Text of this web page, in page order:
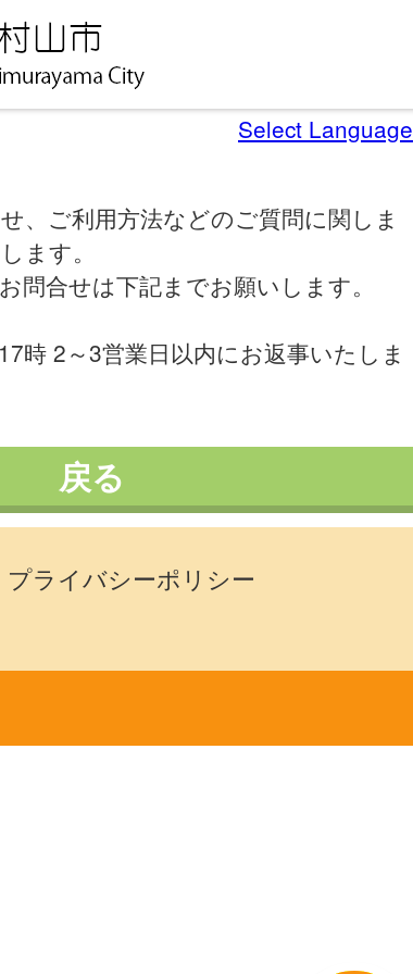
Select Language
、ご利用方法などのご質問に関しま
ます。
問合せは下記までお願いします。
時 2～3営業日以内にお返事いたしま
戻る
プライバシーポリシー